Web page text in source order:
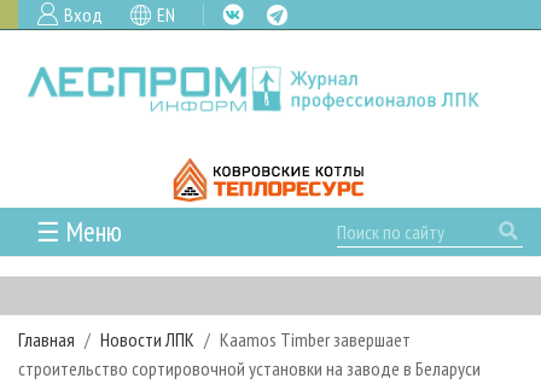
Вход EN
☰ Меню
ГЛАВНАЯ
РУБРИКИ И ТЕМЫ
РУБРИКИ ЖУРНАЛА
НОВОСТИ
Главная Новости ЛПК
Kaamos Timber завершает
строительство сортировочной установки на заводе в Беларуси